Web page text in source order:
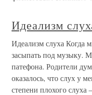
Идеализм
Идеализм слуха Когда
засыпать под музыку.
патефона. Родители
оказалось, что слух у
степени плохого слуха